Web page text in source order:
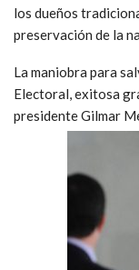
los dueños
preservación de la
La maniobra para
Electoral, exitosa
presidente Gilmar